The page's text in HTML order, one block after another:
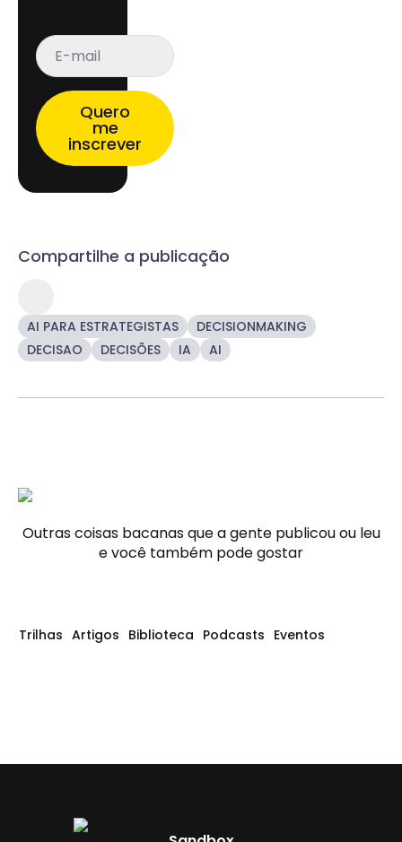
E-
mail
*
Quero
me
inscrever
Compartilhe a publicação
AI PARA ESTRATEGISTAS
DECISIONMAKING
DECISAO
DECISÕES IA AI
Outras coisas bacanas que a gente publicou ou leu
e você também pode gostar
Trilhas Artigos Biblioteca Podcasts Eventos